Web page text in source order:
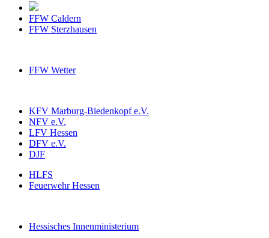
FFW Caldern
FFW Sterzhausen
FFW Wetter
KFV Marburg-Biedenkopf e.V.
NFV e.V.
LFV Hessen
DFV e.V.
DJF
HLFS
Feuerwehr Hessen
Hessisches Innenministerium